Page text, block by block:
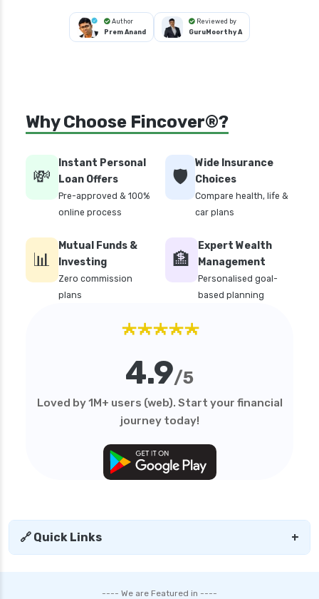
Author
Prem Anand
Reviewed by
GuruMoorthy A
Why Choose Fincover®?
💸
Instant Personal
Loan Offers
Pre-approved & 100%
online process
🛡️
Wide Insurance
Choices
Compare health, life &
car plans
📊
Mutual Funds &
Investing
Zero commission
plans
🏦
Expert Wealth
Management
Personalised goal-
based planning
★★★★★
4.9/5
Loved by 1M+ users (web). Start your financial
journey today!
🔗 Quick Links +
---- We are Featured in ----